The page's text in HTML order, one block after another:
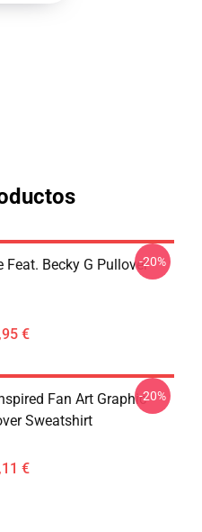
Feat. Becky G Pullover
€
-20%
Fan Art Graphic
Sweatshirt
€
-20%